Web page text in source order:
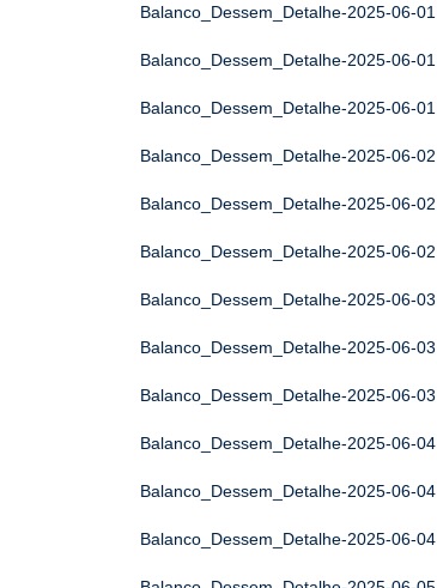
Balanco_Dessem_Detalhe-2025-06-01
Balanco_Dessem_Detalhe-2025-06-01
Balanco_Dessem_Detalhe-2025-06-01
Balanco_Dessem_Detalhe-2025-06-02
Balanco_Dessem_Detalhe-2025-06-02
Balanco_Dessem_Detalhe-2025-06-02
Balanco_Dessem_Detalhe-2025-06-03
Balanco_Dessem_Detalhe-2025-06-03
Balanco_Dessem_Detalhe-2025-06-03
Balanco_Dessem_Detalhe-2025-06-04
Balanco_Dessem_Detalhe-2025-06-04
Balanco_Dessem_Detalhe-2025-06-04